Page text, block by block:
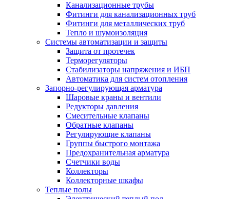
Канализационные трубы
Фитинги для канализационных труб
Фитинги для металлических труб
Тепло и шумоизоляция
Системы автоматизации и защиты
Защита от протечек
Терморегуляторы
Стабилизаторы напряжения и ИБП
Автоматика для систем отопления
Запорно-регулирующая арматура
Шаровые краны и вентили
Редукторы давления
Смесительные клапаны
Обратные клапаны
Регулирующие клапаны
Группы быстрого монтажа
Предохранительная арматура
Счетчики воды
Коллекторы
Коллекторные шкафы
Теплые полы